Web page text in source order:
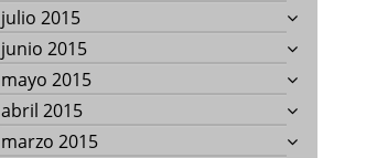
julio 2015
junio 2015
mayo 2015
abril 2015
marzo 2015